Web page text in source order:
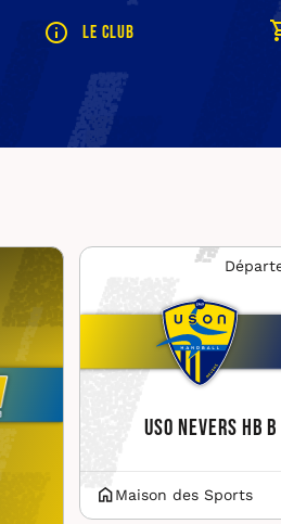
Le club
USO Nevers HB B
Maison des Sports